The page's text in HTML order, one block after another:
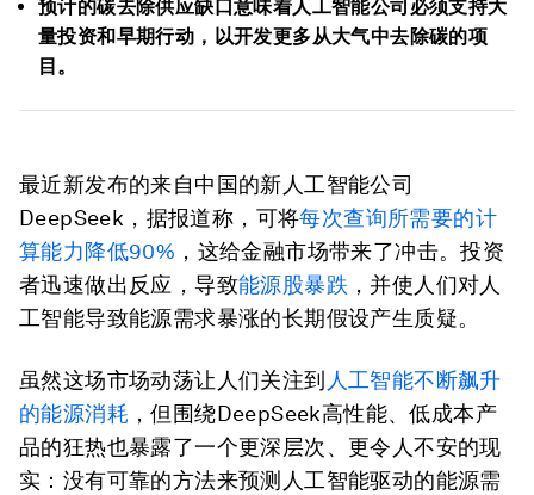
预计的碳去除供应缺口意味着人工智能公司必须支持大
量投资和早期行动，以开发更多从大气中去除碳的项
目。
最近新发布的来自中国的新人工智能公司
DeepSeek，据报道称，可将每次查询所需要的计
算能力降低90% ，这给金融市场带来了冲击。投资
者迅速做出反应，导致能源股暴跌 ，并使人们对人
工智能导致能源需求暴涨的长期假设产生质疑。
虽然这场市场动荡让人们关注到 人工智能不断飙升
的能源消耗 ，但围绕DeepSeek高性能、低成本产
品的狂热也暴露了一个更深层次、更令人不安的现
实：没有可靠的方法来预测人工智能驱动的能源需